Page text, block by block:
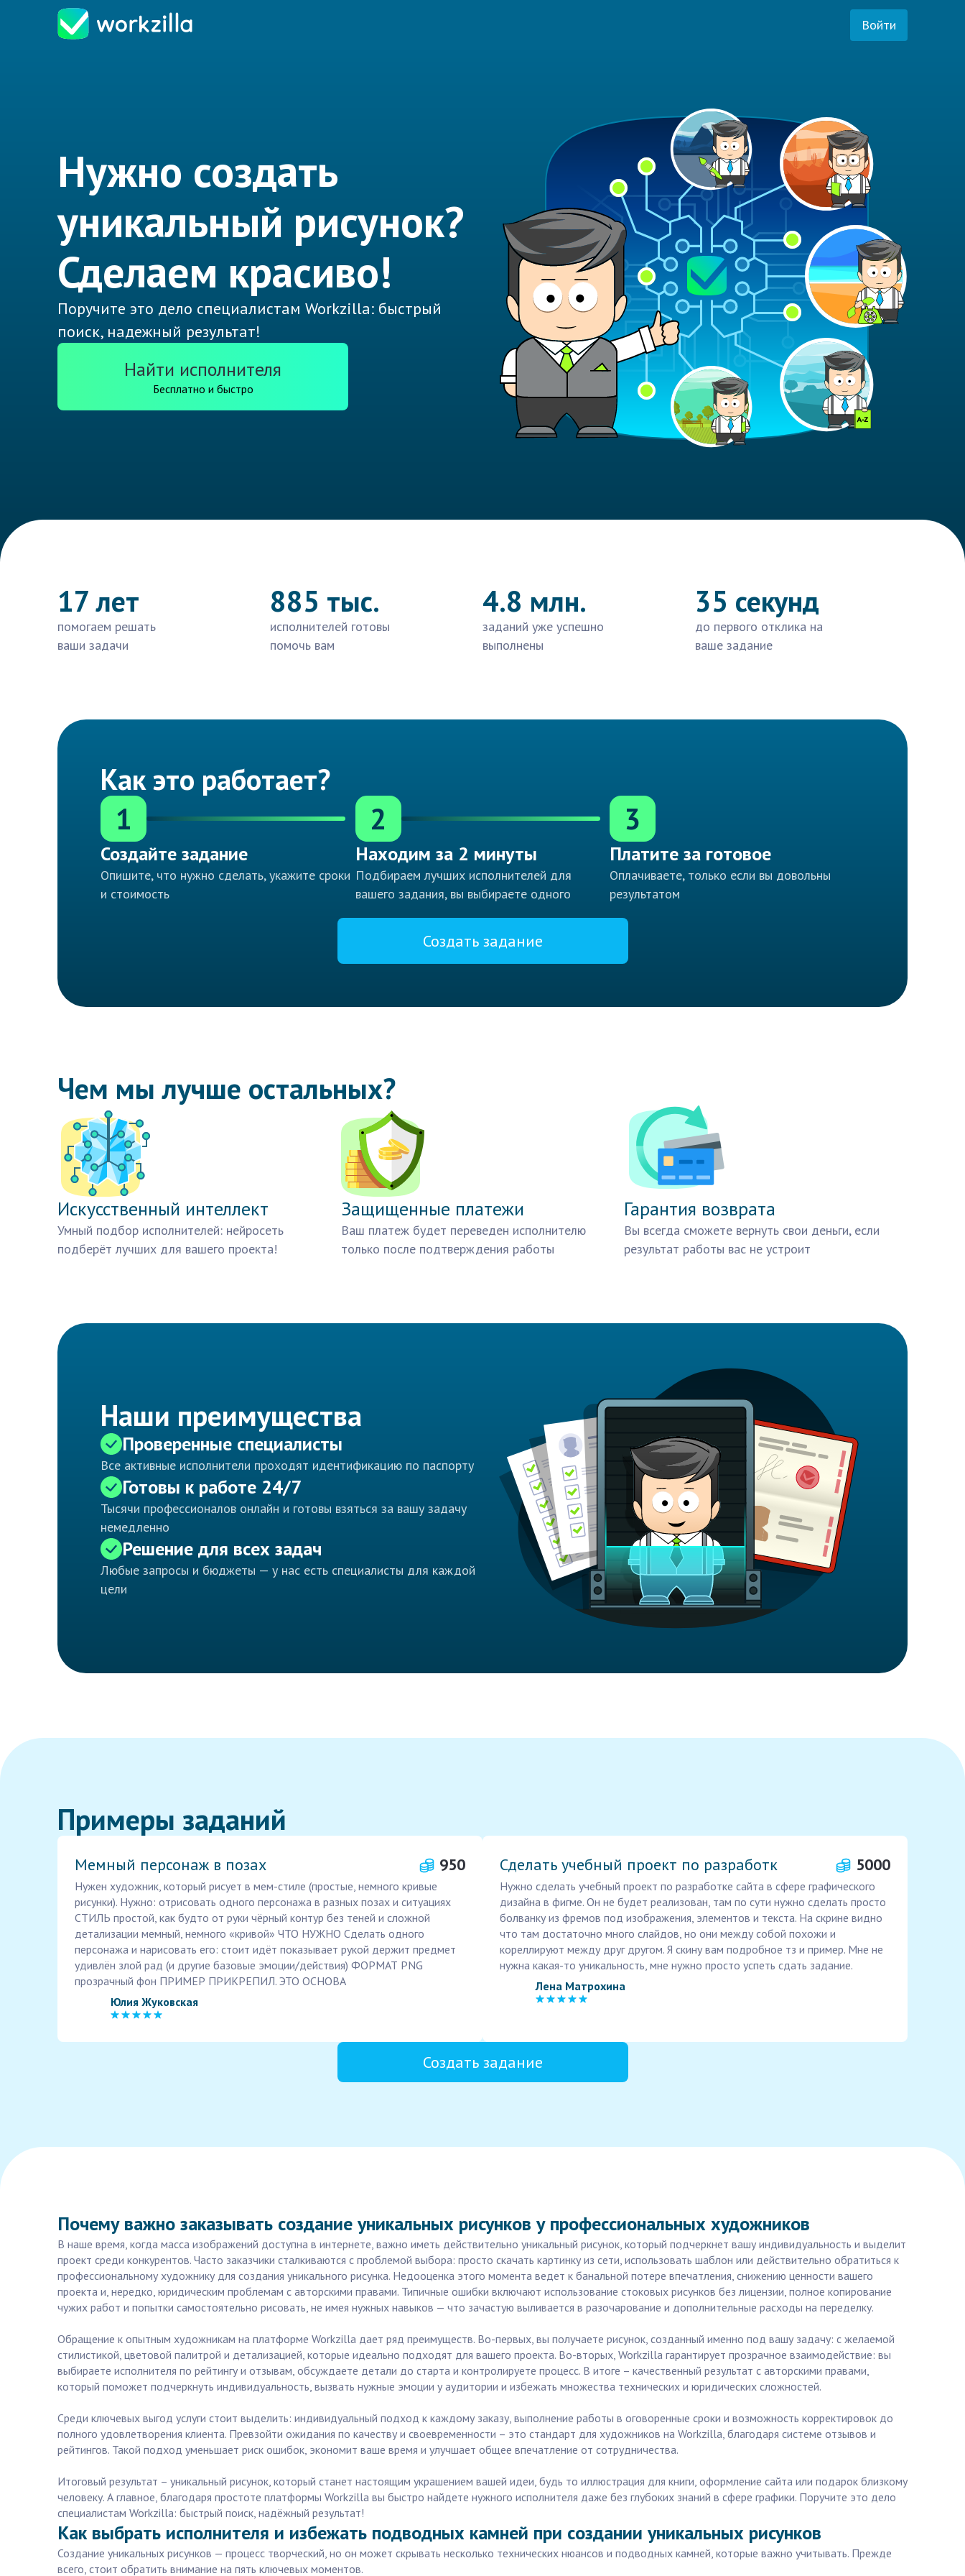
Войти
Нужно создать
уникальный рисунок?
Сделаем красиво!
Поручите это дело специалистам Workzilla: быстрый
поиск, надежный результат!
Найти исполнителя
Бесплатно и быстро
17 лет
помогаем решать
ваши задачи
885 тыс.
исполнителей готовы
помочь вам
4.8 млн.
заданий уже успешно
выполнены
35 секунд
до первого отклика на
ваше задание
Как это работает?
1
Создайте задание
Опишите, что нужно сделать, укажите сроки
и стоимость
2
Находим за 2 минуты
Подбираем лучших исполнителей для
вашего задания, вы выбираете одного
3
Платите за готовое
Оплачиваете, только если вы довольны
результатом
Создать задание
Чем мы лучше остальных?
Искусственный интеллект
Умный подбор исполнителей: нейросеть
подберёт лучших для вашего проекта!
Защищенные платежи
Ваш платеж будет переведен исполнителю
только после подтверждения работы
Гарантия возврата
Вы всегда сможете вернуть свои деньги, если
результат работы вас не устроит
Наши преимущества
Проверенные специалисты
Все активные исполнители проходят идентификацию по паспорту
Готовы к работе 24/7
Тысячи профессионалов онлайн и готовы взяться за вашу задачу
немедленно
Решение для всех задач
Любые запросы и бюджеты — у нас есть специалисты для каждой
цели
Примеры заданий
Мемный персонаж в позах 950
Нужен художник, который рисует в мем-стиле (простые, немного кривые
рисунки). Нужно: отрисовать одного персонажа в разных позах и ситуациях
СТИЛЬ простой, как будто от руки чёрный контур без теней и сложной
детализации мемный, немного «кривой» ️ЧТО НУЖНО Сделать одного
персонажа и нарисовать его: стоит идёт показывает рукой держит предмет
удивлён злой рад (и другие базовые эмоции/действия) ФОРМАТ PNG
прозрачный фон ПРИМЕР ПРИКРЕПИЛ. ЭТО ОСНОВА
Юлия Жуковская
Сделать учебный проект по разработк 5000
Нужно сделать учебный проект по разработке сайта в сфере графического
дизайна в фигме. Он не будет реализован, там по сути нужно сделать просто
болванку из фремов под изображения, элементов и текста. На скрине видно
что там достаточно много слайдов, но они между собой похожи и
кореллируют между друг другом. Я скину вам подробное тз и пример. Мне не
нужна какая-то уникальность, мне нужно просто успеть сдать задание.
Лена Матрохина
Создать задание
Почему важно заказывать создание уникальных рисунков у профессиональных художников
В наше время, когда масса изображений доступна в интернете, важно иметь действительно уникальный рисунок, который подчеркнет вашу индивидуальность и выделит
проект среди конкурентов. Часто заказчики сталкиваются с проблемой выбора: просто скачать картинку из сети, использовать шаблон или действительно обратиться к
профессиональному художнику для создания уникального рисунка. Недооценка этого момента ведет к банальной потере впечатления, снижению ценности вашего
проекта и, нередко, юридическим проблемам с авторскими правами. Типичные ошибки включают использование стоковых рисунков без лицензии, полное копирование
чужих работ и попытки самостоятельно рисовать, не имея нужных навыков — что зачастую выливается в разочарование и дополнительные расходы на переделку.
Обращение к опытным художникам на платформе Workzilla дает ряд преимуществ. Во-первых, вы получаете рисунок, созданный именно под вашу задачу: с желаемой
стилистикой, цветовой палитрой и детализацией, которые идеально подходят для вашего проекта. Во-вторых, Workzilla гарантирует прозрачное взаимодействие: вы
выбираете исполнителя по рейтингу и отзывам, обсуждаете детали до старта и контролируете процесс. В итоге – качественный результат с авторскими правами,
который поможет подчеркнуть индивидуальность, вызвать нужные эмоции у аудитории и избежать множества технических и юридических сложностей.
Среди ключевых выгод услуги стоит выделить: индивидуальный подход к каждому заказу, выполнение работы в оговоренные сроки и возможность корректировок до
полного удовлетворения клиента. Превзойти ожидания по качеству и своевременности – это стандарт для художников на Workzilla, благодаря системе отзывов и
рейтингов. Такой подход уменьшает риск ошибок, экономит ваше время и улучшает общее впечатление от сотрудничества.
Итоговый результат – уникальный рисунок, который станет настоящим украшением вашей идеи, будь то иллюстрация для книги, оформление сайта или подарок близкому
человеку. А главное, благодаря простоте платформы Workzilla вы быстро найдете нужного исполнителя даже без глубоких знаний в сфере графики. Поручите это дело
специалистам Workzilla: быстрый поиск, надёжный результат!
Как выбрать исполнителя и избежать подводных камней при создании уникальных рисунков
Создание уникальных рисунков — процесс творческий, но он может скрывать несколько технических нюансов и подводных камней, которые важно учитывать. Прежде
всего, стоит обратить внимание на пять ключевых моментов.